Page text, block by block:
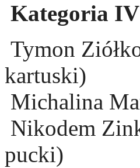
Kategoria
Tymon
kartuski)
Michalina
Nikodem
pucki)